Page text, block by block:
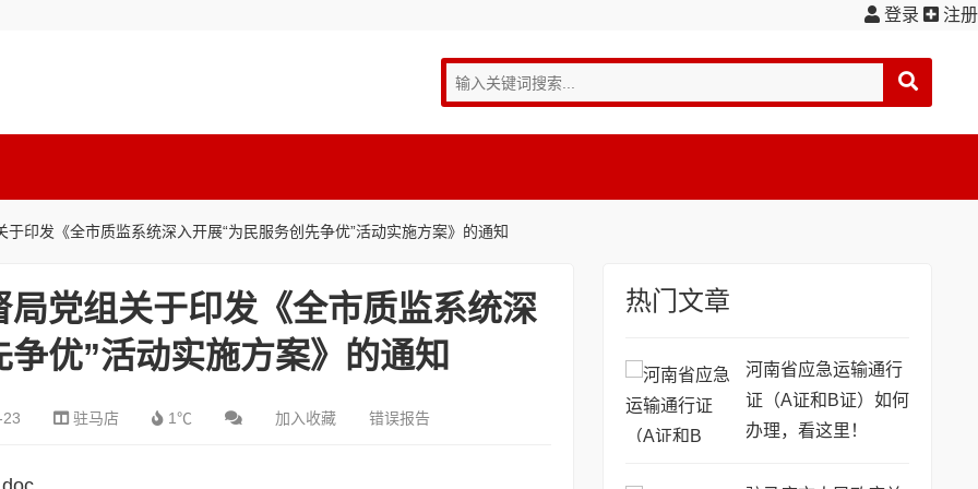
登录 注册
印发《全市质监系统深入开展“为民服务创先争优”活动实施方案》的通知
党组关于印发《全市质监系统深
优”活动实施方案》的通知
驻马店 1℃ 加入收藏 错误报告
热门文章
河南省应急运输通行
证（A证和B证）如何
办理，看这里！